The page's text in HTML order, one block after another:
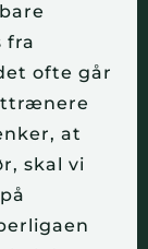
fra
ofte går
at
skal vi